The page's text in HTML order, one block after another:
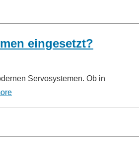
eingesetzt?
Servosystemen. Ob in